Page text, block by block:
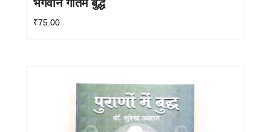
भगवान गौतम बुद्ध
₹75.00